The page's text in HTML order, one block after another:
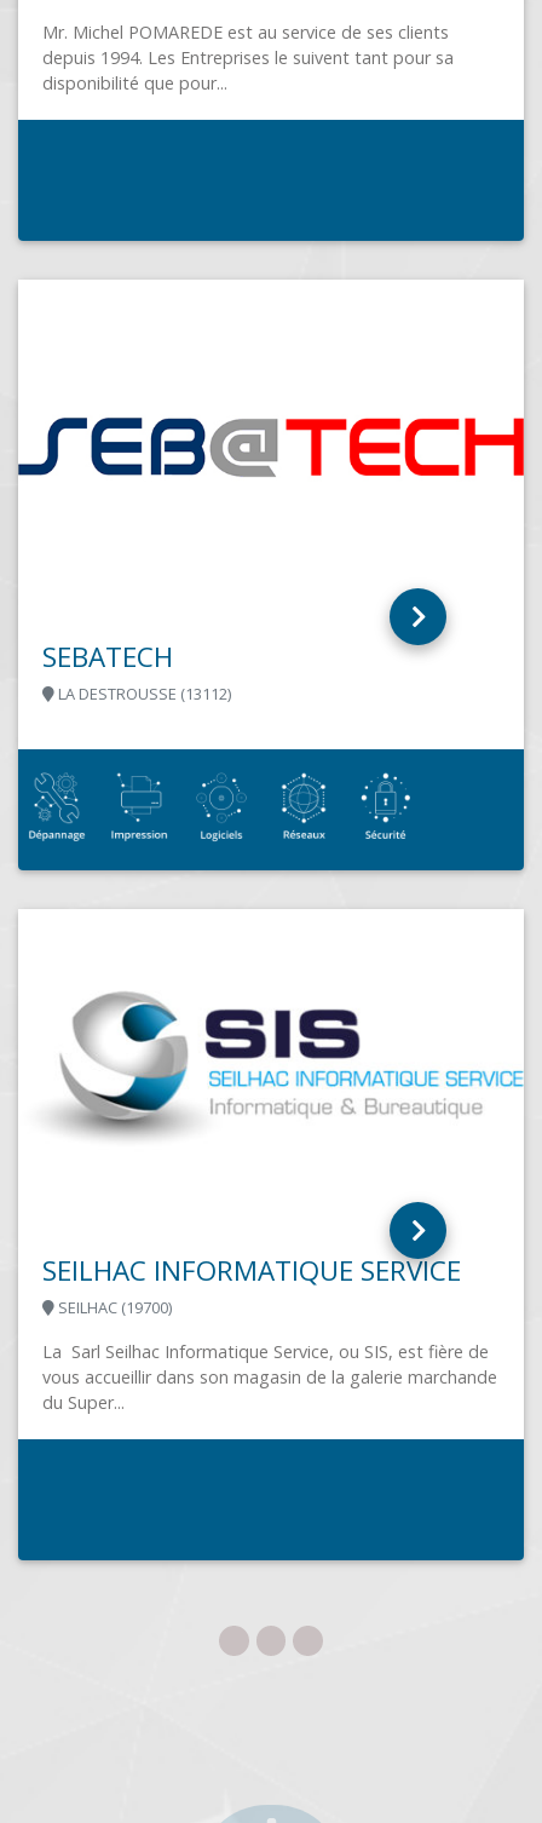
Société de sécurité informatique. Nous mettons en place
des solutions de monitoring pour garantir une
protection optimale du parc informatique. Nous...
PIXEL SOLUTIONS NETWORK
TPE et PME. Une équipe d’experts multi-compétences...
IDELIK
Depuis 1987, Idelik s'engage quotidiennement à fournir à